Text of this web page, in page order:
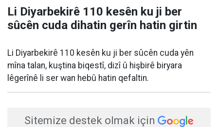
Li Diyarbekirê 110 kesên ku ji ber
sûcên cuda dihatin gerîn hatin girtin
Li Diyarbekirê 110 kesên ku ji ber sûcên cuda yên
mîna talan, kuştina biqestî, dizî û hişbirê biryara
lêgerînê li ser wan hebû hatin qefaltin.
Sitemize destek olmak için